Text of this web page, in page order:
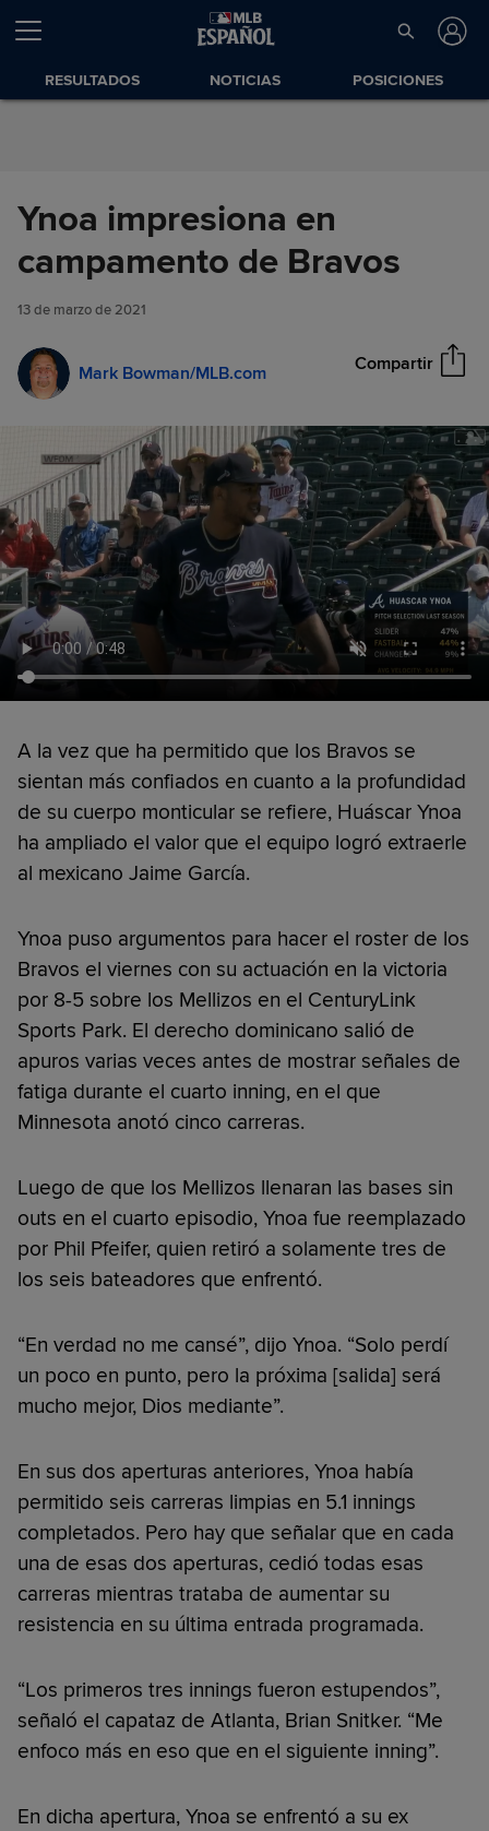
Saltar al Contenido
RESULTADOS NOTICIAS POSICIONES
Ynoa impresiona en
campamento de Bravos
13 de marzo de 2021
Mark Bowman/MLB.com Compartir
Ynoa impresiona en
campamento de Bravos
Compartir
A la vez que ha permitido que los Bravos se
sientan más confiados en cuanto a la profundidad
de su cuerpo monticular se refiere, Huáscar Ynoa
ha ampliado el valor que el equipo logró extraerle
al mexicano Jaime García.
Ynoa puso argumentos para hacer el roster de los
Bravos el viernes con su actuación en la victoria
por 8-5 sobre los Mellizos en el CenturyLink
Sports Park. El derecho dominicano salió de
apuros varias veces antes de mostrar señales de
fatiga durante el cuarto inning, en el que
Minnesota anotó cinco carreras.
Luego de que los Mellizos llenaran las bases sin
outs en el cuarto episodio, Ynoa fue reemplazado
por Phil Pfeifer, quien retiró a solamente tres de
los seis bateadores que enfrentó.
“En verdad no me cansé”, dijo Ynoa. “Solo perdí
un poco en punto, pero la próxima [salida] será
mucho mejor, Dios mediante”.
En sus dos aperturas anteriores, Ynoa había
permitido seis carreras limpias en 5.1 innings
completados. Pero hay que señalar que en cada
una de esas dos aperturas, cedió todas esas
carreras mientras trataba de aumentar su
resistencia en su última entrada programada.
“Los primeros tres innings fueron estupendos”,
señaló el capataz de Atlanta, Brian Snitker. “Me
enfoco más en eso que en el siguiente inning”.
En dicha apertura, Ynoa se enfrentó a su ex